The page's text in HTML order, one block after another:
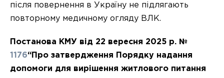
після повернення в Україну не підлягають
повторному медичному огляду ВЛК.
Постанова КМУ від 22 вересня 2025 р. №
1176“Про затвердження Порядку надання
допомоги для вирішення житлового питання